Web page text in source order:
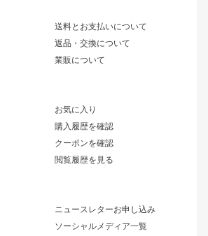
送料とお支払いについて
返品・交換について
業販について
お気に入り
購入履歴を確認
クーポンを確認
閲覧履歴を見る
ニュースレターお申し込み
ソーシャルメディア一覧
アリスト
ソアラ
アルテッツァ
ワンビア
ローレル
セフィーロ
レーシングライン
アタックライン
ストリームライン